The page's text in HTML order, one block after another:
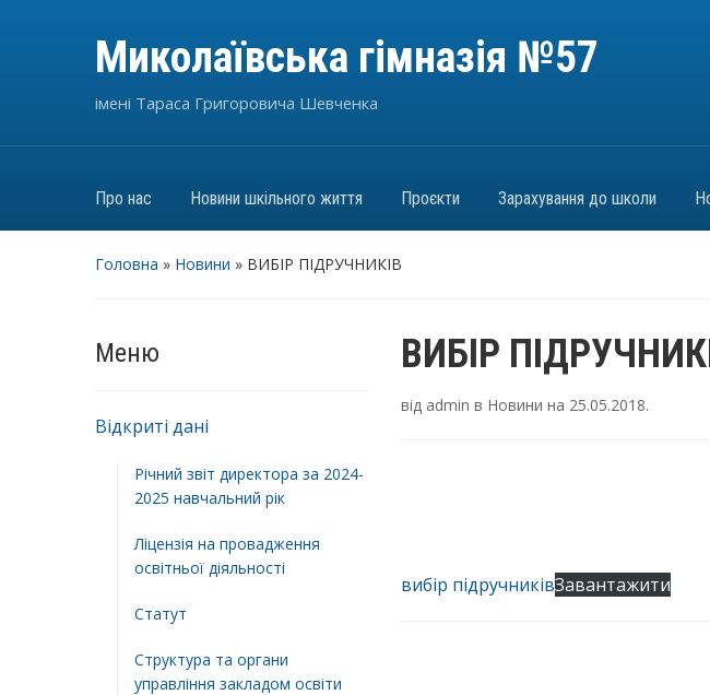
Миколаївська гімназія №57
імені Тараса Григоровича Шевченка
Про нас Новини шкільного життя Проєкти Зарахування до школи
Головна » Новини » ВИБІР ПІДРУЧНИКІВ
Меню
Відкриті дані
Річний звіт директора за 2024-
2025 навчальний рік
Ліцензія на провадження
освітньої діяльності
Статут
Структура та органи
управління закладом освіти
ВИБІР
від admin в Новини на 25.05.2018.
вибір підручниківЗавантажити